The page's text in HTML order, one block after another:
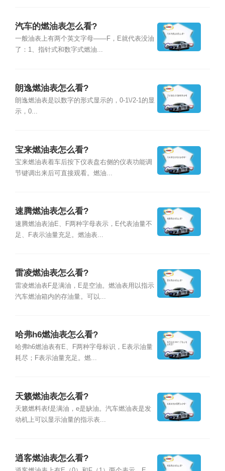
汽车的燃油表怎么看?
一般油表上有两个英文字母——F，E就代表没油
了：1、指针式和数字式燃油...
朗逸燃油表怎么看?
朗逸燃油表是以数字的形式显示的，0-1\/2-1的显
示，0...
宝来燃油表怎么看?
宝来燃油表着车后按下仪表盘右侧的仪表功能调
节键调出来后可直接观看。燃油...
速腾燃油表怎么看?
速腾燃油表油E、F两种字母表示，E代表油量不
足、F表示油量充足。燃油表...
雷凌燃油表怎么看?
雷凌燃油表F是满油，E是空油。燃油表用以指示
汽车燃油箱内的存油量。可以...
哈弗h6燃油表怎么看?
哈弗h6燃油表有E、F两种字母标识，E表示油量
耗尽；F表示油量充足。燃...
天籁燃油表怎么看?
天籁燃料表f是满油，e是缺油。汽车燃油表是发
动机上可以显示油量的指示表...
逍客燃油表怎么看?